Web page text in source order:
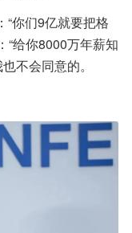
你们9亿就要把格
“给你8000万年薪知
不会同意的。